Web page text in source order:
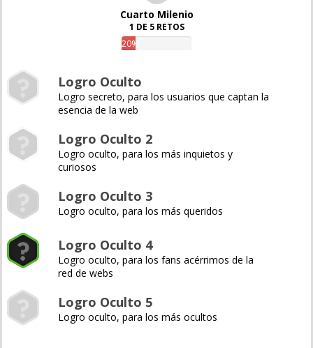
Cuarto Milenio
1 DE 5 RETOS
20%
Logro Oculto
Logro secreto, para los usuarios que captan la
esencia de la web
Logro Oculto 2
Logro oculto, para los más inquietos y
curiosos
Logro Oculto 3
Logro oculto, para los más queridos
Logro Oculto 4
Logro oculto, para los fans acérrimos de la
red de webs
Logro Oculto 5
Logro oculto, para los más ocultos